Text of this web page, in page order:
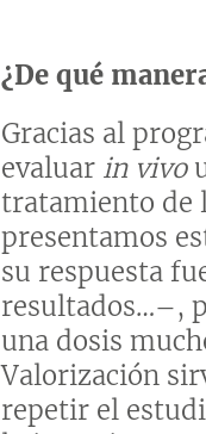
¿De qué
Gracias al
evaluar in vivo
tratamiento de
presentamos
su respuesta
resultados…–,
una dosis
Valorización
repetir el